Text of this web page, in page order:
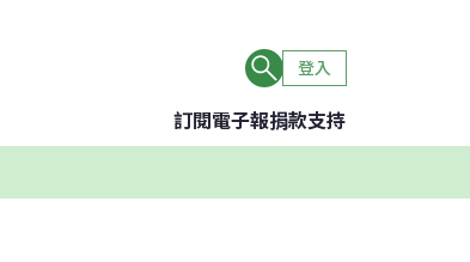
登入
訂閱電子報捐款支持